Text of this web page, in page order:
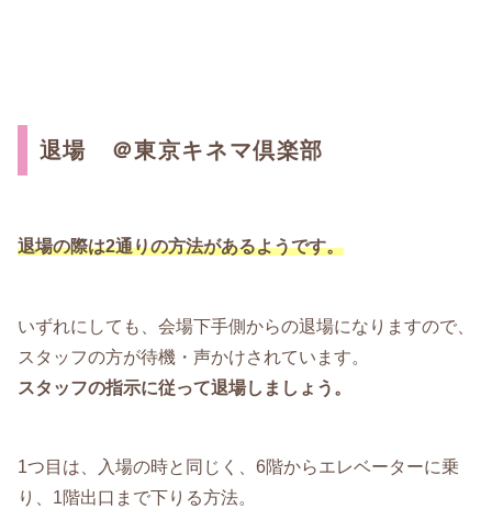
退場 ＠東京キネマ倶楽部
退場の際は2通りの方法があるようです。
いずれにしても、会場下手側からの退場になりますので、
スタッフの方が待機・声かけされています。
スタッフの指示に従って退場しましょう。
1つ目は、入場の時と同じく、6階からエレベーターに乗
り、1階出口まで下りる方法。